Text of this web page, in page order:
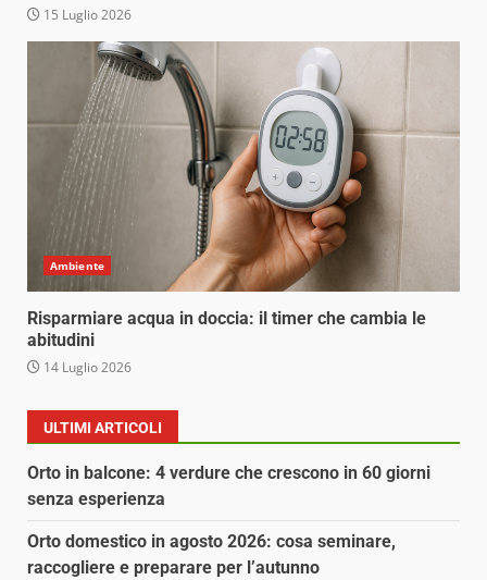
15 Luglio 2026
Ambiente
Risparmiare acqua in doccia: il timer che cambia le
abitudini
14 Luglio 2026
ULTIMI ARTICOLI
Orto in balcone: 4 verdure che crescono in 60 giorni
senza esperienza
Orto domestico in agosto 2026: cosa seminare,
raccogliere e preparare per l’autunno